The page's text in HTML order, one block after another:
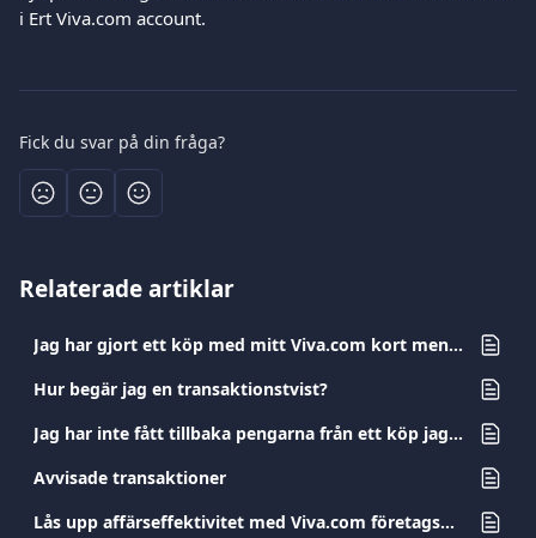
i Ert Viva.com account.
Fick du svar på din fråga?
Relaterade artiklar
Jag har gjort ett köp med mitt Viva.com kort men jag har inte fått produkten/tjänsten. Vad ska jag göra?
Hur begär jag en transaktionstvist?
Jag har inte fått tillbaka pengarna från ett köp jag returnerat. Vad ska jag göra?
Avvisade transaktioner
Lås upp affärseffektivitet med Viva.com företagskort